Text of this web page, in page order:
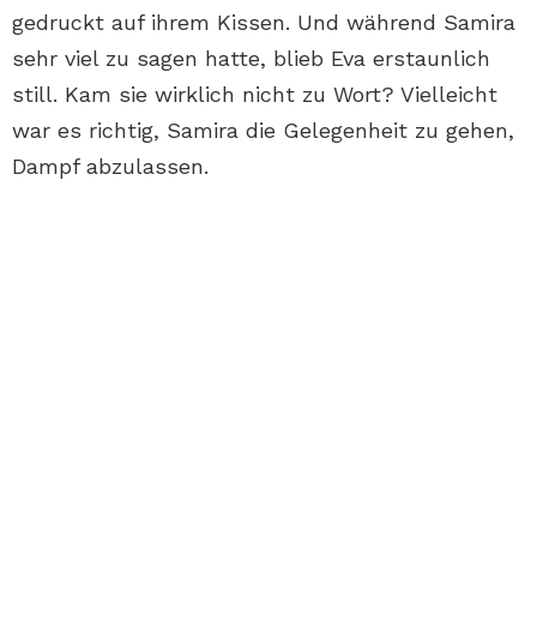
gedruckt auf ihrem Kissen. Und während Samira
sehr viel zu sagen hatte, blieb Eva erstaunlich
still. Kam sie wirklich nicht zu Wort? Vielleicht
war es richtig, Samira die Gelegenheit zu gehen,
Dampf abzulassen.